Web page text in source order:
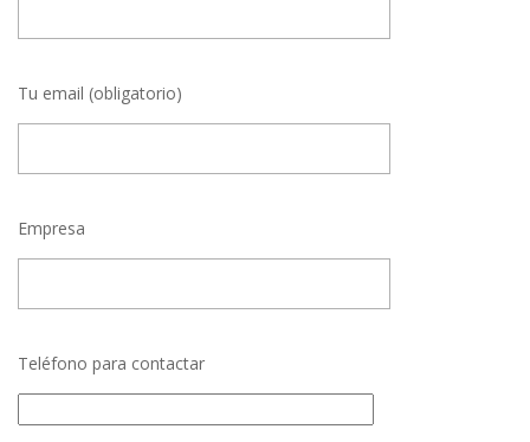
Tu email (obligatorio)
Empresa
Teléfono para contactar